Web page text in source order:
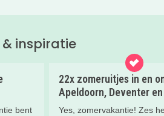
& inspiratie
bent
22x zomeruitjes in en
Apeldoorn, Deventer
Yes, zomervakantie! Zes